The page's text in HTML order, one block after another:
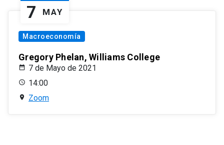
7 MAY
Macroeconomía
Gregory Phelan, Williams College
7 de Mayo de 2021
14:00
Zoom